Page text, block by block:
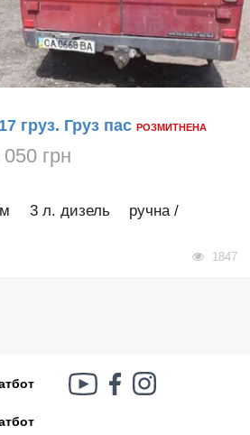
груз. Груз пас РОЗМИТНЕНА
грн
3 л. дизель
ручна /
1847